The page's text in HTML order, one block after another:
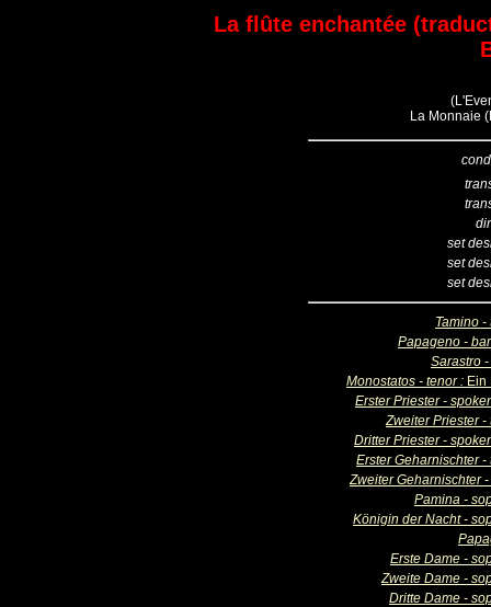
La flûte enchantée
La Monnaie
set
set
set
Tamino -
Papageno -
Sarastro
Monostatos - tenor : Ein
Erster Priester -
Zweiter Priester -
Dritter Priester -
Erster Geharnischter -
Zweiter Geharnischter
Pamina -
Königin der Nacht -
Erste Dame -
Zweite Dame -
Dritte Dame -